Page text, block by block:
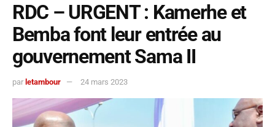
RDC – URGENT : Kamerhe et
Bemba font leur entrée au
gouvernement Sama II
par letambour 24 mars 2023